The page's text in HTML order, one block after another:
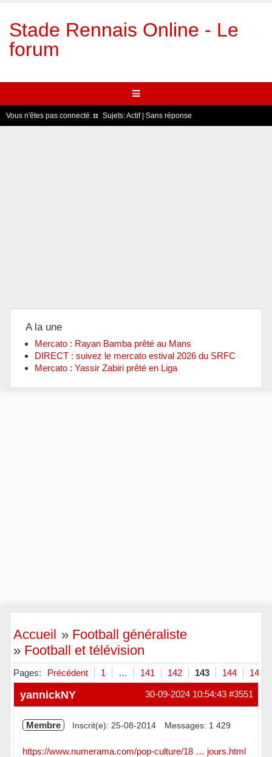
Stade Rennais Online - Le
forum
Vous n'êtes pas connecté. Sujets:Actif| Sans réponse
A la une
Mercato : Rayan Bamba prêté au Mans
DIRECT : suivez le mercato estival 2026 du SRFC
Mercato : Yassir Zabiri prêté en Liga
Accueil » Football généraliste
» Football et télévision
Pages: Précédent 1 … 141 142 143 144 145
#3551
30-09-2024 10:54:43
yannickNY
Membre Inscrit(e): 25-08-2014 Messages: 1 429
https://www.numerama.com/pop-culture/18 … jours.html